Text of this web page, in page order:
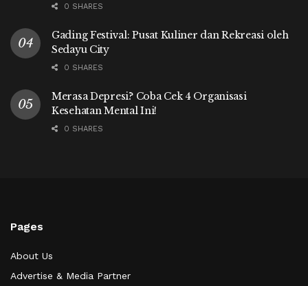
0 SHARES
Gading Festival: Pusat Kuliner dan Rekreasi oleh
Sedayu City
0 SHARES
Merasa Depresi? Coba Cek 4 Organisasi
Kesehatan Mental Ini!
0 SHARES
Pages
About Us
Advertise & Media Partner